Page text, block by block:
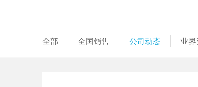
全部 全国销售 公司动态 业